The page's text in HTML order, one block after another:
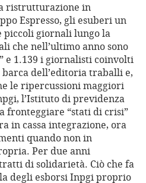
ristrutturazione in
Espresso, gli esuberi un
piccoli giornali lungo la
che nell’ultimo anno sono
e 1.139 i giornalisti coinvolti
dell’editoria traballi e,
le ripercussioni maggiori
l’Istituto di previdenza
fronteggiare “stati di crisi”
in cassa integrazione, ora
quando non in
Per due anni
di solidarietà. Ciò che fa
degli esborsi Inpgi proprio